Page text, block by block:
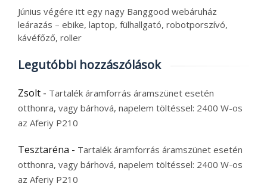
Június végére itt egy nagy Banggood webáruház
leárazás – ebike, laptop, fülhallgató, robotporszívó,
kávéfőző, roller
Legutóbbi hozzászólások
Zsolt - Tartalék áramforrás áramszünet esetén
otthonra, vagy bárhová, napelem töltéssel: 2400 W-os
az Aferiy P210
Tesztaréna - Tartalék áramforrás áramszünet esetén
otthonra, vagy bárhová, napelem töltéssel: 2400 W-os
az Aferiy P210